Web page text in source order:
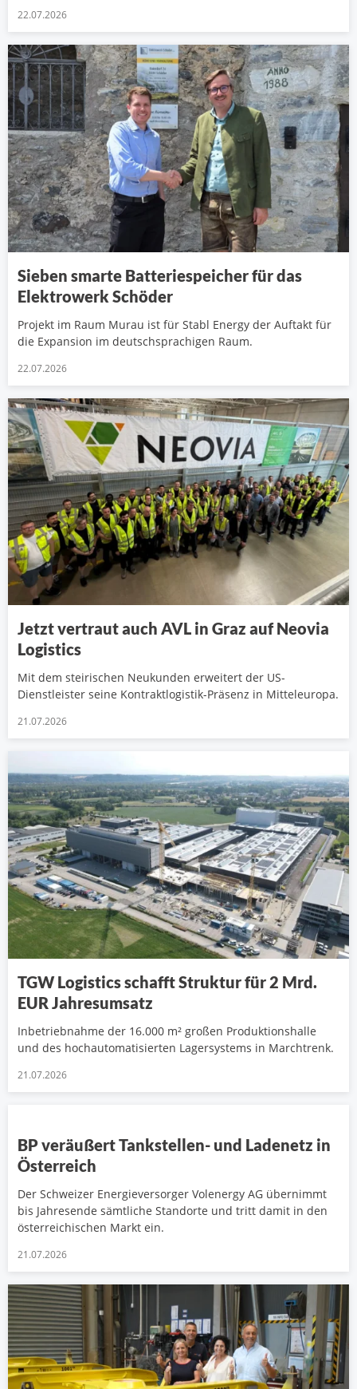
22.07.2026
Sieben smarte Batteriespeicher für das
Elektrowerk Schöder
Projekt im Raum Murau ist für Stabl Energy der Auftakt für
die Expansion im deutschsprachigen Raum.
22.07.2026
Jetzt vertraut auch AVL in Graz auf Neovia
Logistics
Mit dem steirischen Neukunden erweitert der US-
Dienstleister seine Kontraktlogistik-Präsenz in Mitteleuropa.
21.07.2026
TGW Logistics schafft Struktur für 2 Mrd.
EUR Jahresumsatz
Inbetriebnahme der 16.000 m² großen Produktionshalle
und des hochautomatisierten Lagersystems in Marchtrenk.
21.07.2026
BP veräußert Tankstellen- und Ladenetz in
Österreich
Der Schweizer Energieversorger Volenergy AG übernimmt
bis Jahresende sämtliche Standorte und tritt damit in den
österreichischen Markt ein.
21.07.2026